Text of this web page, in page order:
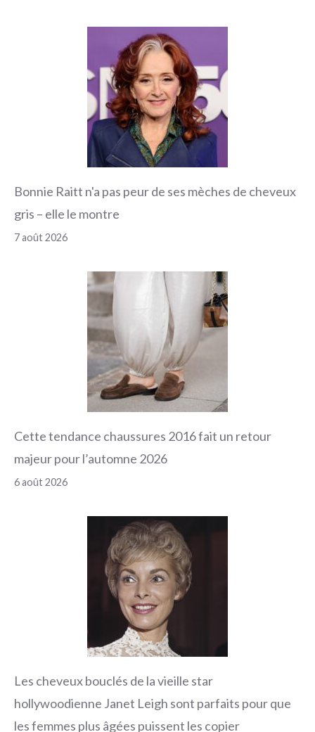
Bonnie Raitt n'a pas peur de ses mèches de cheveux
gris – elle le montre
7 août 2026
Cette tendance chaussures 2016 fait un retour
majeur pour l’automne 2026
6 août 2026
Les cheveux bouclés de la vieille star
hollywoodienne Janet Leigh sont parfaits pour que
les femmes plus âgées puissent les copier